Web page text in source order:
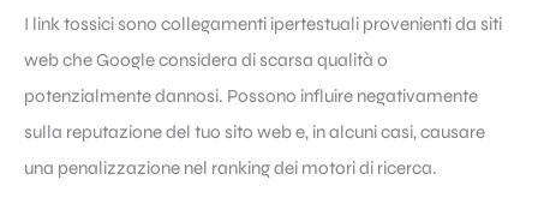
I link tossici sono collegamenti ipertestuali provenienti da siti
web che Google considera di scarsa qualità o
potenzialmente dannosi. Possono influire negativamente
sulla reputazione del tuo sito web e, in alcuni casi, causare
una penalizzazione nel ranking dei motori di ricerca.